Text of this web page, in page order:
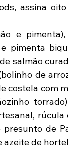
assina
e pimenta),
pimenta
salmão
de
costela com
rúcula
presunto de
azeite de